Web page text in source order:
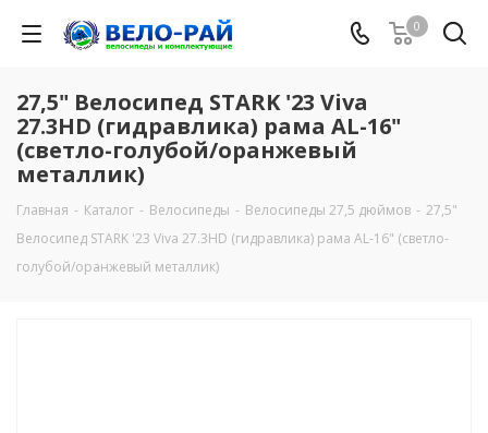
0
27,5" Велосипед STARK '23 Viva
27.3HD (гидравлика) рама AL-16"
(светло-голубой/оранжевый
металлик)
Главная - Каталог - Велосипеды - Велосипеды 27,5 дюймов - 27,5"
Велосипед STARK '23 Viva 27.3HD (гидравлика) рама AL-16" (светло-
голубой/оранжевый металлик)